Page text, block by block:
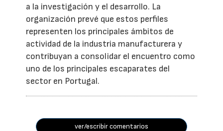
a la investigación y el desarrollo. La
organización prevé que estos perfiles
representen los principales ámbitos de
actividad de la industria manufacturera y
contribuyan a consolidar el encuentro como
uno de los principales escaparates del
sector en Portugal.
ver/escribir comentarios